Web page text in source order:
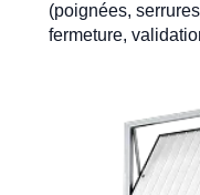
(poignées,
fermeture,